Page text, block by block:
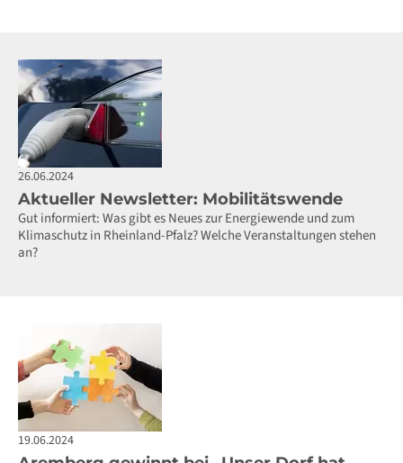
26.06.2024
Aktueller Newsletter: Mobilitätswende
Gut informiert: Was gibt es Neues zur Energiewende und zum
Klimaschutz in Rheinland-Pfalz? Welche Veranstaltungen stehen
an?
19.06.2024